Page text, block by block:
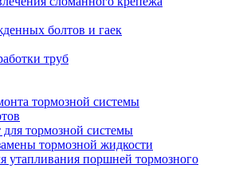
болтов и гаек
труб
тормозной системы
тормозной системы
тормозной жидкости
утапливания поршней тормозного